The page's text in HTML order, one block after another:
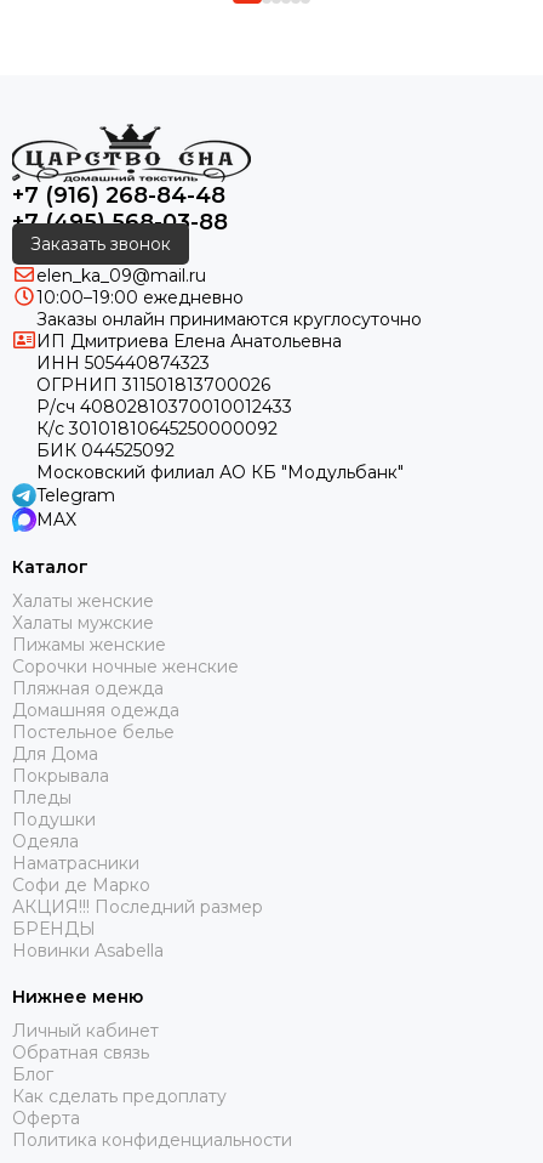
+7 (916) 268-84-48
+7 (495) 568-03-88
Заказать звонок
elen_ka_09@mail.ru
10:00–19:00 ежедневно
Заказы онлайн принимаются круглосуточно
ИП Дмитриева Елена Анатольевна
ИНН 505440874323
ОГРНИП 311501813700026
Р/сч 40802810370010012433
К/с 30101810645250000092
БИК 044525092
Московский филиал АО КБ "Модульбанк"
Telegram
MAX
Каталог
Халаты женские
Халаты мужские
Пижамы женские
Сорочки ночные женские
Пляжная одежда
Домашняя одежда
Постельное белье
Для Дома
Покрывала
Пледы
Подушки
Одеяла
Наматрасники
Софи де Марко
АКЦИЯ!!! Последний размер
БРЕНДЫ
Новинки Asabella
Нижнее меню
Личный кабинет
Обратная связь
Блог
Как сделать предоплату
Оферта
Политика конфиденциальности